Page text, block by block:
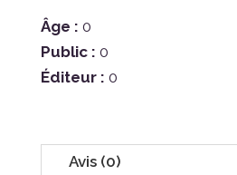
Âge : 0
Public : 0
Éditeur : 0
Avis (0)